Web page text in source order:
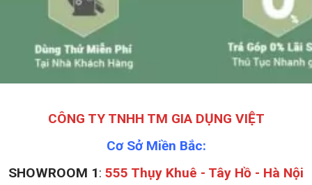
CÔNG TY TNHH TM GIA DỤNG VIỆT
Cơ Sở Miền Bắc:
SHOWROOM 1: 555 Thụy Khuê - Tây Hồ - Hà Nội